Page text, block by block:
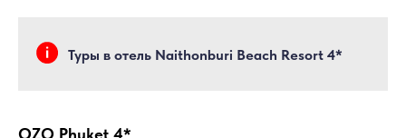
Туры в отель Naithonburi Beach Resort 4*